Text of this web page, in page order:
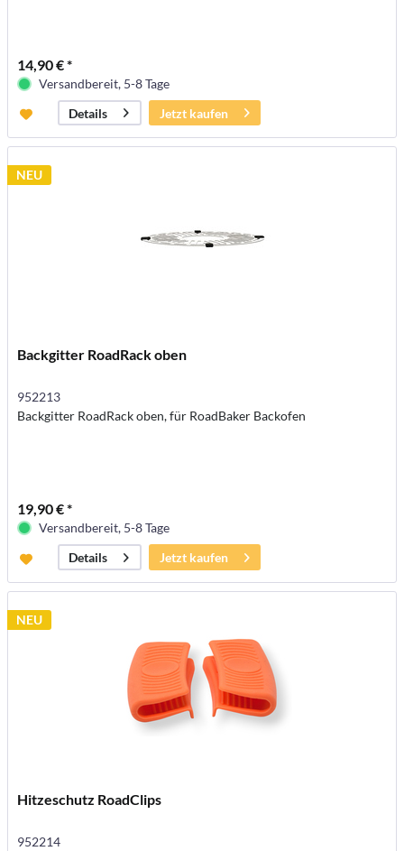
14,90 € *
Versandbereit, 5-8 Tage
Details
Jetzt kaufen
NEU
Backgitter RoadRack oben
952213
Backgitter RoadRack oben, für RoadBaker Backofen
19,90 € *
Versandbereit, 5-8 Tage
Details
Jetzt kaufen
NEU
Hitzeschutz RoadClips
952214